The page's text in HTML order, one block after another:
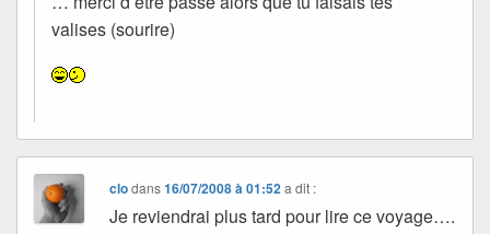
valises (sourire)
clodans16/07/2008 à 01:52 a dit :
Je reviendrai plus tard pour lire ce voyage….